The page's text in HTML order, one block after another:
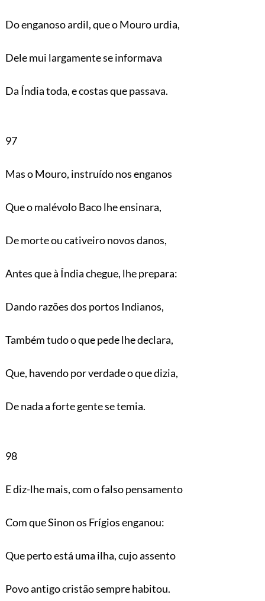
Do enganoso ardil, que o Mouro urdia,
Dele mui largamente se informava
Da Índia toda, e costas que passava.
97
Mas o Mouro, instruído nos enganos
Que o malévolo Baco lhe ensinara,
De morte ou cativeiro novos danos,
Antes que à Índia chegue, lhe prepara:
Dando razões dos portos Indianos,
Também tudo o que pede lhe declara,
Que, havendo por verdade o que dizia,
De nada a forte gente se temia.
98
E diz-lhe mais, com o falso pensamento
Com que Sinon os Frígios enganou:
Que perto está uma ilha, cujo assento
Povo antigo cristão sempre habitou.